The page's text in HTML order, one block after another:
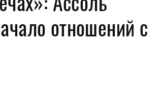
Диеты
отношений с